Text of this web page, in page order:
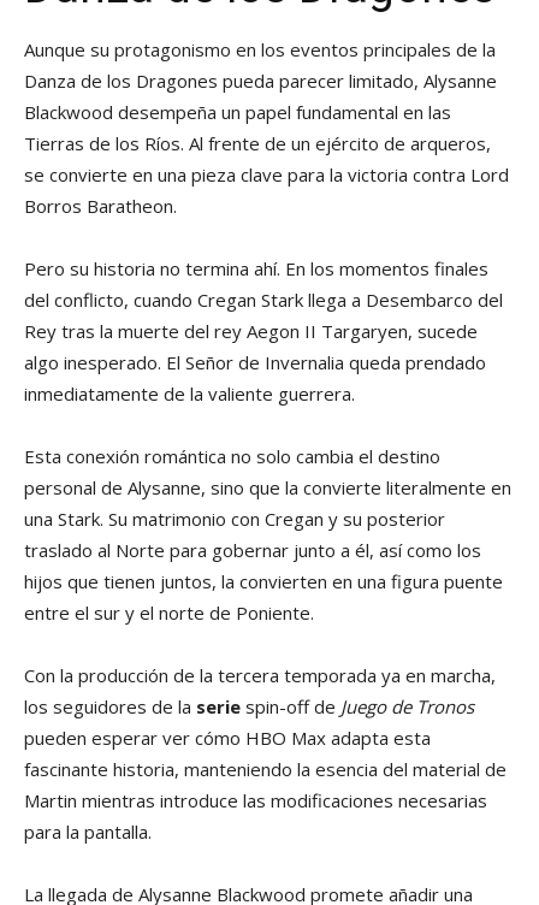
Aunque su protagonismo en los eventos principales de la
Danza de los Dragones pueda parecer limitado, Alysanne
Blackwood desempeña un papel fundamental en las
Tierras de los Ríos. Al frente de un ejército de arqueros,
se convierte en una pieza clave para la victoria contra Lord
Borros Baratheon.
Pero su historia no termina ahí. En los momentos finales
del conflicto, cuando Cregan Stark llega a Desembarco del
Rey tras la muerte del rey Aegon II Targaryen, sucede
algo inesperado. El Señor de Invernalia queda prendado
inmediatamente de la valiente guerrera.
Esta conexión romántica no solo cambia el destino
personal de Alysanne, sino que la convierte literalmente en
una Stark. Su matrimonio con Cregan y su posterior
traslado al Norte para gobernar junto a él, así como los
hijos que tienen juntos, la convierten en una figura puente
entre el sur y el norte de Poniente.
Con la producción de la tercera temporada ya en marcha,
los seguidores de la serie spin-off de Juego de Tronos
pueden esperar ver cómo HBO Max adapta esta
fascinante historia, manteniendo la esencia del material de
Martin mientras introduce las modificaciones necesarias
para la pantalla.
La llegada de Alysanne Blackwood promete añadir una